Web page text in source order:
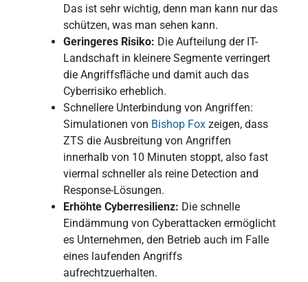
Das ist sehr wichtig, denn man kann nur das
schützen, was man sehen kann.
Geringeres Risiko: Die Aufteilung der IT-
Landschaft in kleinere Segmente verringert
die Angriffsfläche und damit auch das
Cyberrisiko erheblich.
Schnellere Unterbindung von Angriffen:
Simulationen von Bishop Foxzeigen, dass
ZTS die Ausbreitung von Angriffen
innerhalb von 10 Minuten stoppt, also fast
viermal schneller als reine Detection and
Response-Lösungen.
Erhöhte Cyberresilienz: Die schnelle
Eindämmung von Cyberattacken ermöglicht
es Unternehmen, den Betrieb auch im Falle
eines laufenden Angriffs
aufrechtzuerhalten.